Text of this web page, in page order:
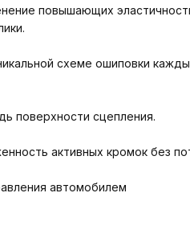
повышающих
схеме ошиповки
поверхности сцепления.
активных кромок без
автомобилем